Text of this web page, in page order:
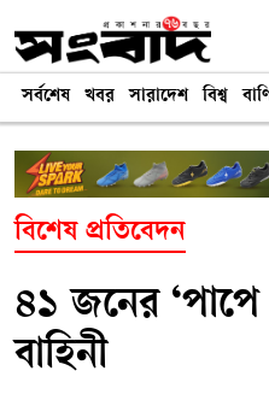
সর্বশেষ খবর সারাদেশ বিশ্ব
বিশেষ প্রতিবেদন
৪১ জনের
বাহিনী